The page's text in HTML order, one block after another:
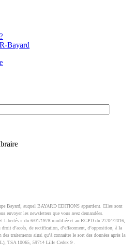
Bayard
Bayard, auquel BAYARD EDITIONS appartient. Elles sont
envoyer les newsletters que vous avez demandées.
Libertés » du 6/01/1978 modifiée et au RGPD du 27/04/2016,
d’accès, de rectification, d’effacement, d’opposition, à la
traitements ainsi qu’à connaître le sort des données après la
TSA 10065, 59714 Lille Cedex 9 .